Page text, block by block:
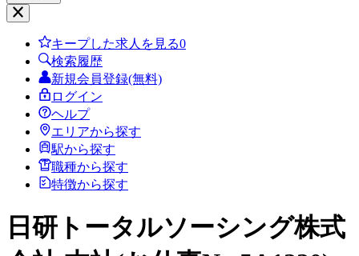
キープした求人を見る0
検索履歴
新規会員登録(無料)
ログイン
ヘルプ
エリアから探す
駅から探す
職種から探す
特徴から探す
日研トータルソーシング株式